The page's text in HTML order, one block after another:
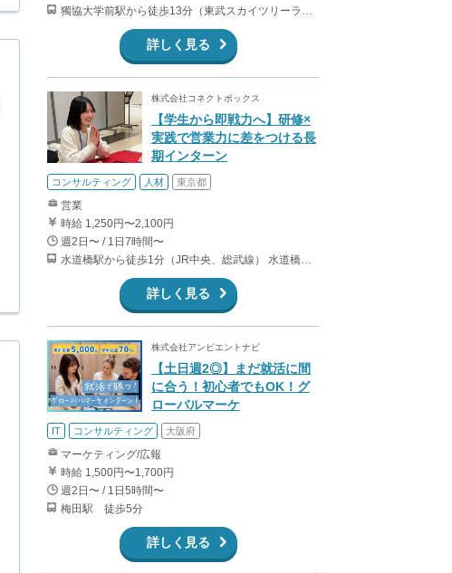
詳しく見る
株式会社コネクトボックス
【学生から即戦力へ】研修×
実践で営業力に差をつける長
期インターン
コンサルティング 人材 東京都
営業
時給 1,250円〜2,100円
週2日〜 / 1日7時間〜
詳しく見る
株式会社アンビエントナビ
【土日週2◎】まだ就活に間
に合う！初心者でもOK！グ
ローバルマーケ
IT コンサルティング 大阪府
マーケティング/広報
時給 1,500円〜1,700円
週2日〜 / 1日5時間〜
梅田駅 徒歩5分
詳しく見る